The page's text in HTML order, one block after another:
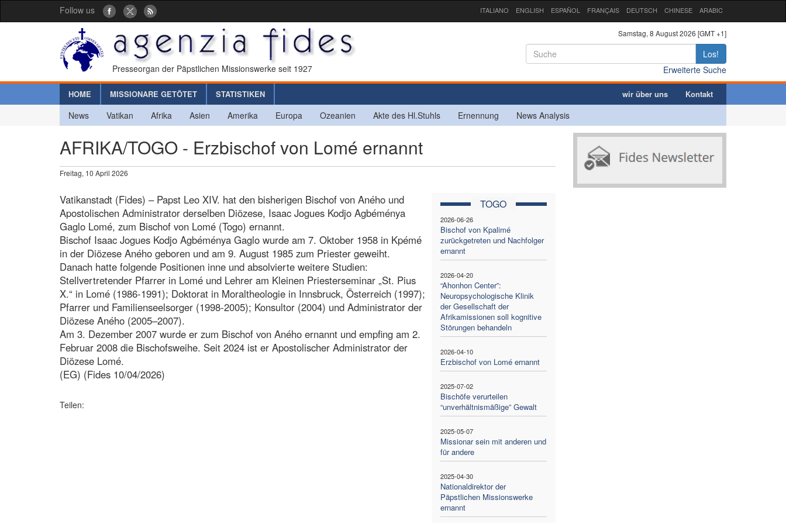
Follow us ITALIANO ENGLISH ESPAÑOL FRANÇAIS DEUTSCH CHINESE ARABIC
Presseorgan der Päpstlichen Missionswerke seit 1927
Samstag, 8 August 2026 [GMT +1]
Los!
Erweiterte Suche
HOME MISSIONARE GETÖTET STATISTIKEN wir über uns Kontakt
News Vatikan Afrika Asien Amerika Europa Ozeanien Akte des Hl.Stuhls Ernennung News Analysis
AFRIKA/TOGO - Erzbischof von Lomé ernannt
Freitag, 10 April 2026
TOGO
2026-06-26
Bischof von Kpalimé
zurückgetreten und Nachfolger
ernannt
2026-04-20
“Ahonhon Center”:
Neuropsychologische Klinik
der Gesellschaft der
Afrikamissionen soll kognitive
Störungen behandeln
2026-04-10
Erzbischof von Lomé ernannt
2025-07-02
Bischöfe verurteilen
“unverhältnismäßige” Gewalt
2025-05-07
Missionar sein mit anderen und
für andere
2025-04-30
Nationaldirektor der
Päpstlichen Missionswerke
ernannt
Vatikanstadt (Fides) – Papst Leo XIV. hat den bisherigen Bischof von Aného und
Apostolischen Administrator derselben Diözese, Isaac Jogues Kodjo Agbéménya
Gaglo Lomé, zum Bischof von Lomé (Togo) ernannt.
Bischof Isaac Jogues Kodjo Agbéménya Gaglo wurde am 7. Oktober 1958 in Kpémé
in der Diözese Aného geboren und am 9. August 1985 zum Priester geweiht.
Danach hatte folgende Positionen inne und absolvierte weitere Studien:
Stellvertretender Pfarrer in Lomé und Lehrer am Kleinen Priesterseminar „St. Pius
X.“ in Lomé (1986-1991); Doktorat in Moraltheologie in Innsbruck, Österreich (1997);
Pfarrer und Familienseelsorger (1998-2005); Konsultor (2004) und Administrator der
Diözese Aného (2005–2007).
Am 3. Dezember 2007 wurde er zum Bischof von Aného ernannt und empfing am 2.
Februar 2008 die Bischofsweihe. Seit 2024 ist er Apostolischer Administrator der
Diözese Lomé.
(EG) (Fides 10/04/2026)
Teilen: